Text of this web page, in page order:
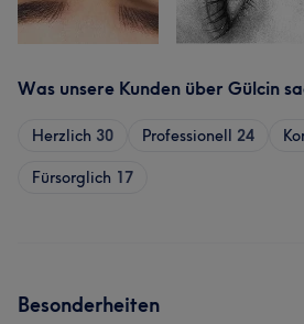
Was unsere Kunden über Gülcin
Herzlich 30 Professionell 24
Fürsorglich 17
Besonderheiten